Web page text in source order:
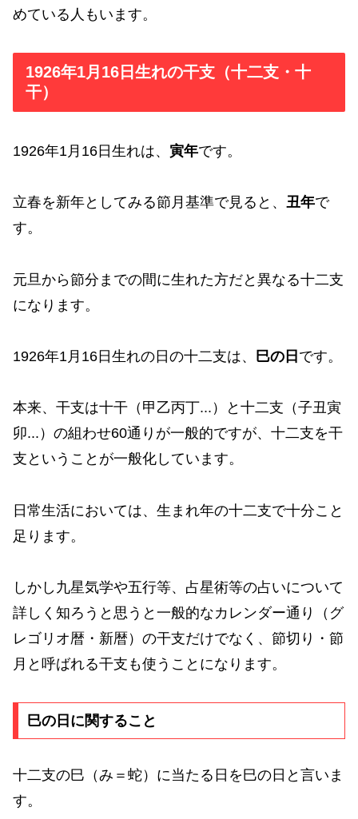
めている人もいます。
1926年1月16日生れの干支（十二支・十
干）
1926年1月16日生れは、 寅年です。
立春を新年としてみる節月基準で見ると、 丑年で
す。
元旦から節分までの間に生れた方だと異なる十二支
になります。
1926年1月16日生れの日の十二支は、 巳の日 です。
本来、干支は十干（甲乙丙丁...）と十二支（子丑寅
卯...）の組わせ60通りが一般的ですが、十二支を干
支ということが一般化しています。
日常生活においては、生まれ年の十二支で十分こと
足ります。
しかし九星気学や五行等、占星術等の占いについて
詳しく知ろうと思うと一般的なカレンダー通り（グ
レゴリオ暦・新暦）の干支だけでなく、節切り・節
月と呼ばれる干支も使うことになります。
巳の日に関すること
十二支の巳（み＝蛇）に当たる日を巳の日と言いま
す。